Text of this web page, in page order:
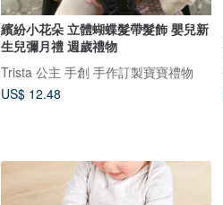
繽紛小花朵 立體蝴蝶髮帶髮飾 嬰兒新
生兒彌月禮 週歲禮物
Trista 公主 手創 手作訂製寶寶禮物
US$ 12.48